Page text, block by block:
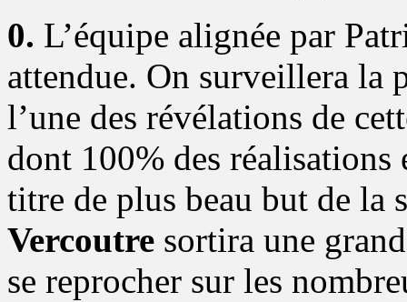
0. L’équipe alignée par
attendue. On surveillera la
l’une des révélations de
dont 100% des réalisations
titre de plus beau but de la
Vercoutre sortira une
se reprocher sur les